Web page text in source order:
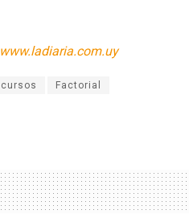
www.ladiaria.com.uy
cursos Factorial